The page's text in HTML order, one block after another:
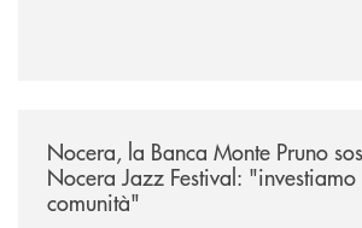
Nocera, la Banca Monte Pruno
Nocera Jazz Festival: "investiamo
comunità"